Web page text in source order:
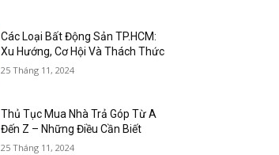
Các Loại Bất Động Sản TP.HCM:
Xu Hướng, Cơ Hội Và Thách Thức
25 Tháng 11, 2024
Thủ Tục Mua Nhà Trả Góp Từ A
Đến Z – Những Điều Cần Biết
25 Tháng 11, 2024